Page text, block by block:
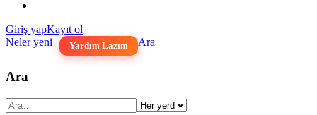
Giriş yapKayıt ol
Neler yeni
Yardım Lazım Ara
Ara